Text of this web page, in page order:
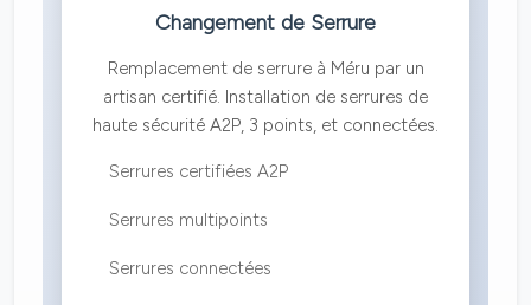
Changement de Serrure
Remplacement de serrure à Méru par un
artisan certifié. Installation de serrures de
haute sécurité A2P, 3 points, et connectées.
Serrures certifiées A2P
Serrures multipoints
Serrures connectées